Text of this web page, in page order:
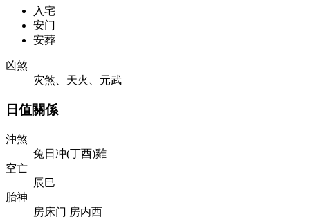
入宅
安门
安葬
凶煞
灾煞、天火、元武
日值關係
沖煞
兔日冲(丁酉)雞
空亡
辰巳
胎神
房床门 房内西